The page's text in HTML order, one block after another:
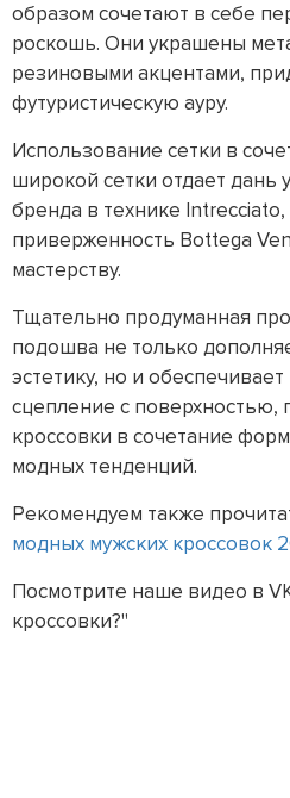
образом сочетают в себе
роскошь. Они украшены
резиновыми акцентами,
футуристическую ауру.
Использование сетки в
широкой сетки отдает дань
бренда в технике
приверженность Bottega
мастерству.
Тщательно продуманная
подошва не только
эстетику, но и
сцепление с поверхностью,
кроссовки в сочетание
модных тенденций.
Рекомендуем также
модных мужских кроссовок
Посмотрите наше видео в
кроссовки?"